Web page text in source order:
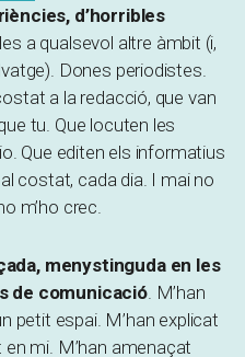
d’horribles
a qualsevol altre àmbit (i,
Dones periodistes.
a la redacció, que van
tu. Que locuten les
Que editen els informatius
costat, cada dia. I mai no
m’ho crec.
menystinguda en les
de comunicació. M’han
petit espai. M’han explicat
mi. M’han amenaçat